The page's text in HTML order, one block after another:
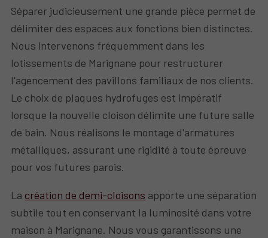
Séparer judicieusement une grande pièce permet de
délimiter des espaces aux fonctions bien distinctes.
Nous intervenons fréquemment dans les
lotissements de Marignane pour restructurer
l'agencement des pavillons familiaux de nos clients.
Le choix de plaques hydrofuges est impératif
lorsque la nouvelle cloison délimite une future salle
de bain. Nous réalisons le montage d'armatures
métalliques, assurant une rigidité à toute épreuve
pour vos futures parois.
La création de demi-cloisons apporte une séparation
subtile tout en conservant la luminosité dans votre
maison à Marignane. Nous vous garantissons une